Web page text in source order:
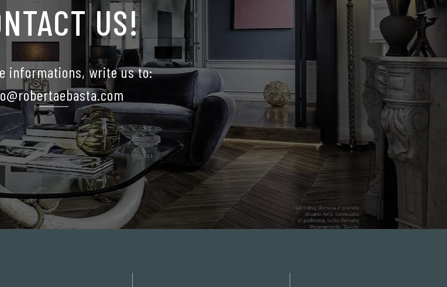
US!
informations, write us to: